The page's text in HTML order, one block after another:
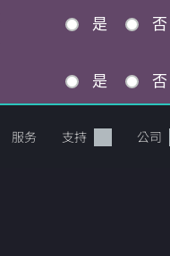
是 否
是 否
服务 支持 公司